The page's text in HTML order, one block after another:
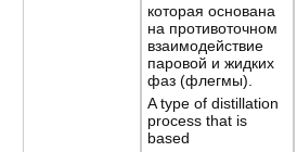
которая основана
на противоточном
взаимодействие
паровой и жидких
фаз (флегмы).
A type of distillation
process that is
based